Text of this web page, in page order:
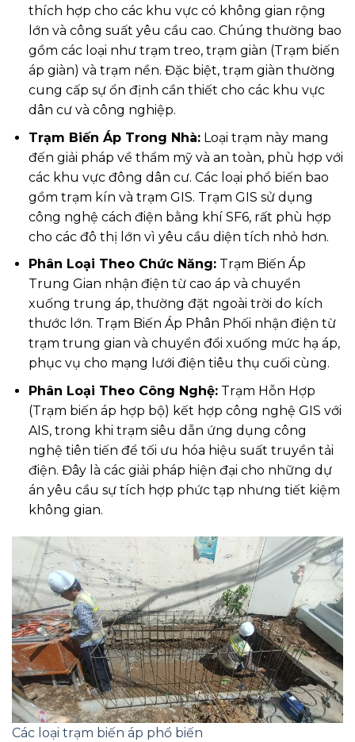
thích hợp cho các khu vực có không gian rộng
lớn và công suất yêu cầu cao. Chúng thường bao
gồm các loại như trạm treo, trạm giàn (Trạm biến
áp giàn) và trạm nền. Đặc biệt, trạm giàn thường
cung cấp sự ổn định cần thiết cho các khu vực
dân cư và công nghiệp.
Trạm Biến Áp Trong Nhà:Loại trạm này mang
đến giải pháp về thẩm mỹ và an toàn, phù hợp với
các khu vực đông dân cư. Các loại phổ biến bao
gồm trạm kín và trạm GIS. Trạm GIS sử dụng
công nghệ cách điện bằng khí SF6, rất phù hợp
cho các đô thị lớn vì yêu cầu diện tích nhỏ hơn.
Phân Loại Theo Chức Năng:Trạm Biến Áp
Trung Gian nhận điện từ cao áp và chuyển
xuống trung áp, thường đặt ngoài trời do kích
thước lớn. Trạm Biến Áp Phân Phối nhận điện từ
trạm trung gian và chuyển đổi xuống mức hạ áp,
phục vụ cho mạng lưới điện tiêu thụ cuối cùng.
Phân Loại Theo Công Nghệ:Trạm Hỗn Hợp
(Trạm biến áp hợp bộ) kết hợp công nghệ GIS với
AIS, trong khi trạm siêu dẫn ứng dụng công
nghệ tiên tiến để tối ưu hóa hiệu suất truyền tải
điện. Đây là các giải pháp hiện đại cho những dự
án yêu cầu sự tích hợp phức tạp nhưng tiết kiệm
không gian.
Các loại trạm biến áp phổ biến